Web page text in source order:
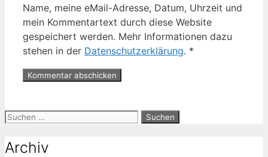
Name, meine eMail-Adresse, Datum, Uhrzeit und
mein Kommentartext durch diese Website
gespeichert werden. Mehr Informationen dazu
stehen in der Datenschutzerklärung. *
Suche
Archiv